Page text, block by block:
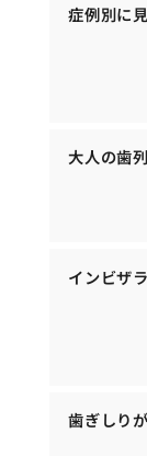
症例別に
大人の歯
インビザ
歯ぎしり